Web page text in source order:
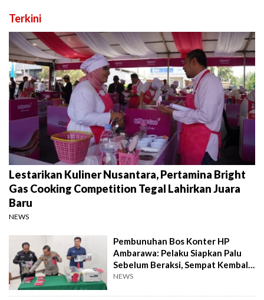
Terkini
Lestarikan Kuliner Nusantara, Pertamina Bright
Gas Cooking Competition Tegal Lahirkan Juara
Baru
NEWS
Pembunuhan Bos Konter HP
Ambarawa: Pelaku Siapkan Palu
Sebelum Beraksi, Sempat Kembali
Datangi TKP
NEWS